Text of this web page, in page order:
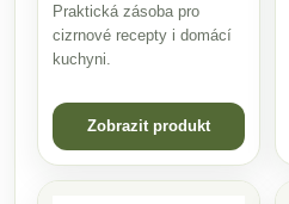
Praktická zásoba pro
cizrnové recepty i domácí
kuchyni.
Zobrazit produkt